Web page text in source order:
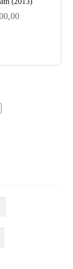
child
Harga